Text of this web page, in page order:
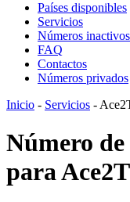
Países disponibles
Servicios
Números inactivos
FAQ
Contactos
Números privados
Inicio - Servicios -
Número
para